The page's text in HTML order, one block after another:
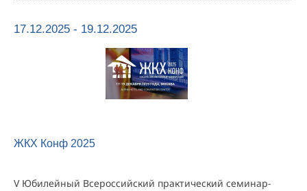
17.12.2025 - 19.12.2025
ЖКХ Конф 2025
V Юбилейный Всероссийский практический семинар-